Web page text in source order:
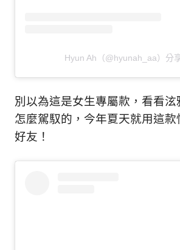
Hyun Ah（@hyunah_aa）分
別以為這是女生專屬款，看看泫
怎麼駕馭的，今年夏天就用這
好友！